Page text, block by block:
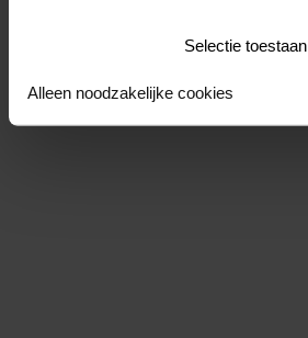
Selectie toestaan
Alleen noodzakelijke cookies